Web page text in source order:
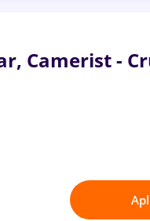
Camerist -